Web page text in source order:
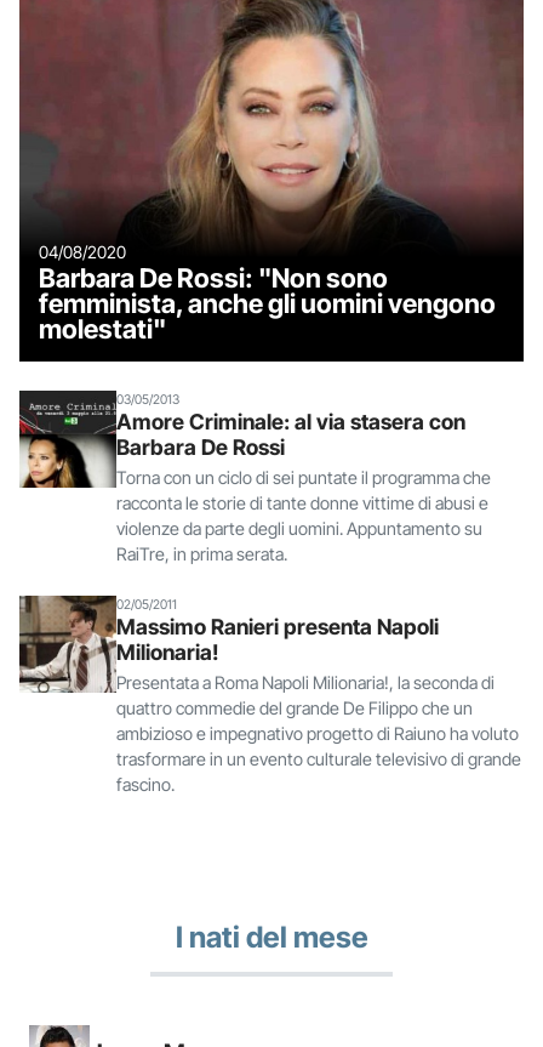
04/08/2020
Barbara De Rossi: "Non sono
femminista, anche gli uomini vengono
molestati"
03/05/2013
Amore Criminale: al via stasera con
Barbara De Rossi
Torna con un ciclo di sei puntate il programma che
racconta le storie di tante donne vittime di abusi e
violenze da parte degli uomini. Appuntamento su
RaiTre, in prima serata.
02/05/2011
Massimo Ranieri presenta Napoli
Milionaria!
Presentata a Roma Napoli Milionaria!, la seconda di
quattro commedie del grande De Filippo che un
ambizioso e impegnativo progetto di Raiuno ha voluto
trasformare in un evento culturale televisivo di grande
fascino.
I nati del mese